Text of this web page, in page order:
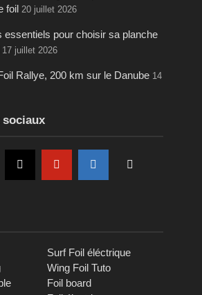
foil 20 juillet 2026
essentiels pour choisir sa planche
17 juillet 2026
Rallye, 200 km sur le Danube 14
sociaux
Surf Foil éléctrique
Wing Foil Tuto
Foil board